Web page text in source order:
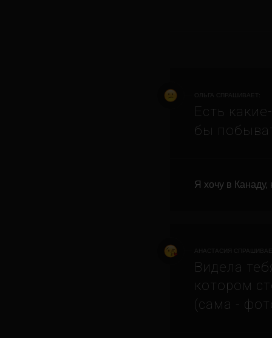
ОЛЬГА СПРАШИВАЕТ:
Есть
бы
Я хочу в Канаду,
АНАСТАСИЯ
Видела
котором
(сама -